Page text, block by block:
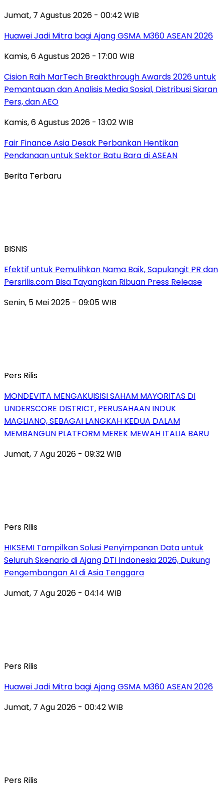
Jumat, 7 Agustus 2026 - 00:42 WIB
Huawei Jadi Mitra bagi Ajang GSMA M360 ASEAN 2026
Kamis, 6 Agustus 2026 - 17:00 WIB
Cision Raih MarTech Breakthrough Awards 2026 untuk
Pemantauan dan Analisis Media Sosial, Distribusi Siaran
Pers, dan AEO
Kamis, 6 Agustus 2026 - 13:02 WIB
Fair Finance Asia Desak Perbankan Hentikan
Pendanaan untuk Sektor Batu Bara di ASEAN
Berita Terbaru
BISNIS
Efektif untuk Pemulihkan Nama Baik, Sapulangit PR dan
Persrilis.com Bisa Tayangkan Ribuan Press Release
Senin, 5 Mei 2025 - 09:05 WIB
Pers Rilis
MONDEVITA MENGAKUISISI SAHAM MAYORITAS DI
UNDERSCORE DISTRICT, PERUSAHAAN INDUK
MAGLIANO, SEBAGAI LANGKAH KEDUA DALAM
MEMBANGUN PLATFORM MEREK MEWAH ITALIA BARU
Jumat, 7 Agu 2026 - 09:32 WIB
Pers Rilis
HIKSEMI Tampilkan Solusi Penyimpanan Data untuk
Seluruh Skenario di Ajang DTI Indonesia 2026, Dukung
Pengembangan AI di Asia Tenggara
Jumat, 7 Agu 2026 - 04:14 WIB
Pers Rilis
Huawei Jadi Mitra bagi Ajang GSMA M360 ASEAN 2026
Jumat, 7 Agu 2026 - 00:42 WIB
Pers Rilis